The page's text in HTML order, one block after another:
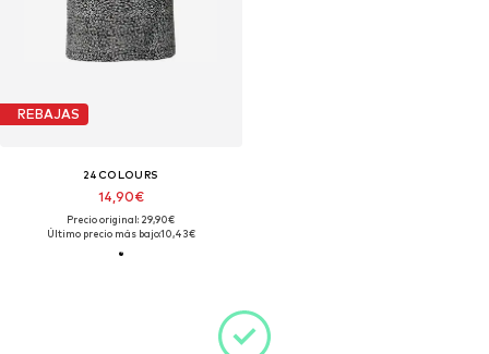
REBAJAS
24COLOURS
14,90€
Precio original: 29,90€
Último precio más bajo:10,43€